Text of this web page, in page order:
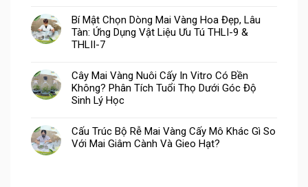
Bí Mật Chọn Dòng Mai Vàng Hoa Đẹp, Lâu
Tàn: Ứng Dụng Vật Liệu Ưu Tú THLI-9 &
THLII-7
Cây Mai Vàng Nuôi Cấy In Vitro Có Bền
Không? Phân Tích Tuổi Thọ Dưới Góc Độ
Sinh Lý Học
Cấu Trúc Bộ Rễ Mai Vàng Cấy Mô Khác Gì So
Với Mai Giâm Cành Và Gieo Hạt?